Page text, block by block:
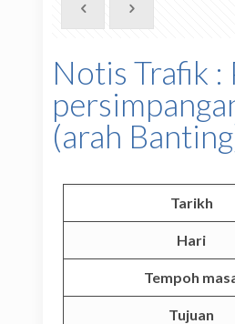
Notis Trafik :
(arah
Tarikh
Hari
Tempoh
Tujuan